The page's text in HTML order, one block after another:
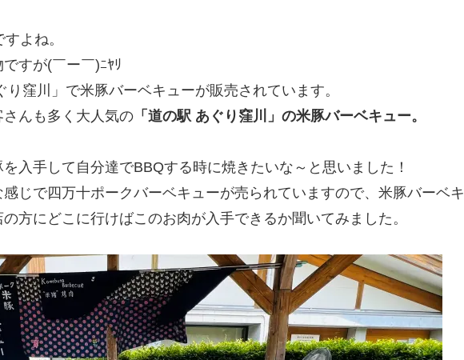
よね。
すが(￣ー￣)ﾆﾔﾘ
窪川」で米豚バーベキューが販売されています。
さんも多く大人気の「道の駅 あぐり窪川」の米豚バーベキュー。
入手して自分達でBBQする時に焼きたいな～と思いました！
じで四万十ポークバーベキューが売られていますので、米豚バーベキ
方にどこに行けばこのお肉が入手できるか聞いてみました。